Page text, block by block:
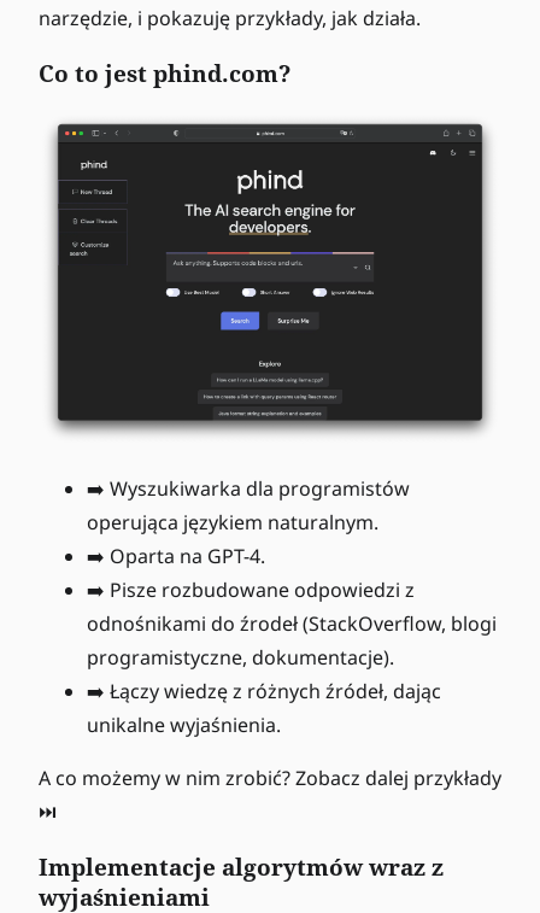
narzędzie, i pokazuję przykłady, jak działa.
Co to jest phind.com?
➡️ Wyszukiwarka dla programistów
operująca językiem naturalnym.
➡️ Oparta na GPT-4.
➡️ Pisze rozbudowane odpowiedzi z
odnośnikami do źrodeł (StackOverflow, blogi
programistyczne, dokumentacje).
➡️ Łączy wiedzę z różnych źródeł, dając
unikalne wyjaśnienia.
A co możemy w nim zrobić? Zobacz dalej przykłady
⏭️
Implementacje algorytmów wraz z
wyjaśnieniami